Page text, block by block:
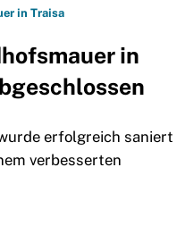
in Traisa
in
erfolgreich saniert
verbesserten